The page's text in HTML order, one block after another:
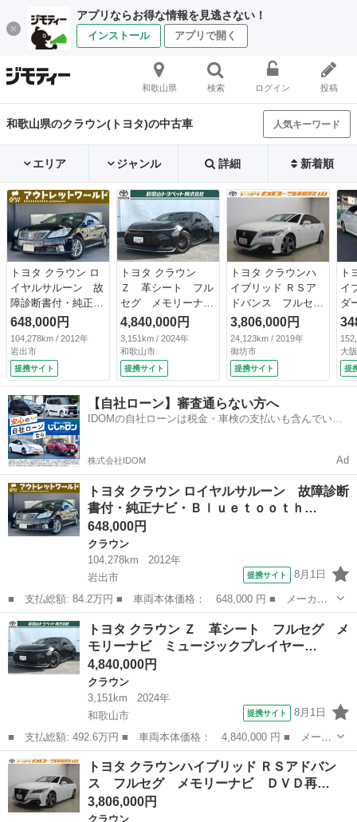
アプリならお得な情報を見逃さない！
インストール アプリで開く
和歌山県 検索 ログイン 投稿
和歌山県のクラウン(トヨタ)の中古車 人気キーワード
エリア ジャンル 詳細 新着順
トヨタ クラウン ロ
イヤルサルーン 故
障診断書付・純正ナ
ビ・Ｂｌｕｅｔｏｏ
ｔｈ・クルーズコン
トロール・ＤＶＤ・
ＣＤ・ＴＶ・純正ア
ルミホイール・フォ
グライト・オートラ
イト・オートエアコ
ン・ビルトインＥＴ
Ｃ・ステアリングリ
モコン・Ｐスタート
（車検整備付）
648,000円
104,278km / 2012年
岩出市
提携サイト
トヨタ クラウン
Ｚ 革シート フル
セグ メモリーナ
ビ ミュージックプ
レイヤー接続可 バ
ックカメラ 衝突被
害軽減システム Ｅ
ＴＣ ドラレコ Ｌ
ＥＤヘッドランプ
フルエアロ （検
9.9）
4,840,000円
3,151km / 2024年
和歌山市
提携サイト
トヨタ クラウンハ
イブリッド ＲＳア
ドバンス フルセ
グ メモリーナビ
ＤＶＤ再生 バック
カメラ 衝突被害軽
減システム ＥＴ
Ｃ ＬＥＤヘッドラ
ンプ （検9.5）
3,806,000円
24,123km / 2019年
御坊市
提携サイト
ト
イ
ダ
ハ
ビ
ー
大
提
【自社ローン】審査通らない方へ
IDOMの自社ローンは税金・車検の支払いも含んでいる
株式会社IDOM Ad
トヨタ クラウン ロイヤルサルーン 故障診断
書付・純正ナビ・Ｂｌｕｅｔｏｏｔｈ…
648,000円
クラウン
104,278km
2012年
岩出市
提携サイト 8月1日
■ 支払総額: 84.2万円 ■ 車両本体価格： 648,000 円 ■ メーカー
名： トヨタ ■ 車種名： クラウン ■ グレード名： ロイヤルサ
ルーン 故障診断書付・純正ナビ・Ｂｌｕｅｔｏｏｔｈ・クルーズコ
ントロール・...
和歌山 岩出市 クラウン
トヨタ クラウン Ｚ 革シート フルセグ メ
モリーナビ ミュージックプレイヤー…
4,840,000円
クラウン
3,151km
2024年
和歌山市
提携サイト 8月1日
■ 支払総額: 492.6万円 ■ 車両本体価格： 4,840,000 円 ■ メーカ
ー名： トヨタ ■ 車種名： クラウン ■ グレード名： Ｚ 革シ
ート フルセグ メモリーナビ ミュージックプレイヤー接続可 バ
ックカメ...
和歌山 和歌山市 クラウン
トヨタ クラウンハイブリッド ＲＳアドバン
ス フルセグ メモリーナビ ＤＶＤ再…
3,806,000円
クラウン